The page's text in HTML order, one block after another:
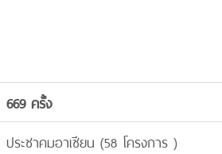
669 ครั้ง
ประชาคมอาเซียน (58 โครงการ )